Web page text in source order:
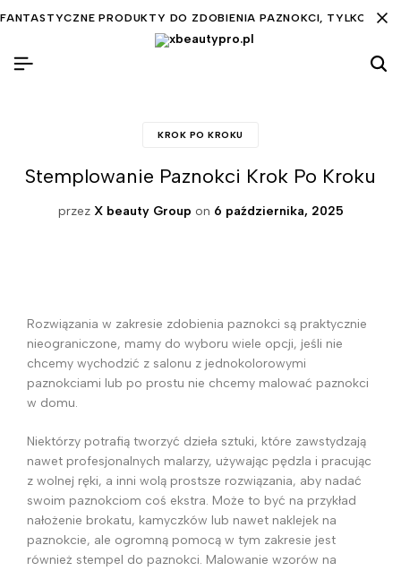
FANTASTYCZNE PRODUKTY DO ZDOBIENIA PAZNOKCI, TYLKO DLA
KROK PO KROKU
Stemplowanie Paznokci Krok Po Kroku
przez X beauty Group on 6 października, 2025
Rozwiązania w zakresie zdobienia paznokci są praktycznie
nieograniczone, mamy do wyboru wiele opcji, jeśli nie
chcemy wychodzić z salonu z jednokolorowymi
paznokciami lub po prostu nie chcemy malować paznokci
w domu.
Niektórzy potrafią tworzyć dzieła sztuki, które zawstydzają
nawet profesjonalnych malarzy, używając pędzla i pracując
z wolnej ręki, a inni wolą prostsze rozwiązania, aby nadać
swoim paznokciom coś ekstra. Może to być na przykład
nałożenie brokatu, kamyczków lub nawet naklejek na
paznokcie, ale ogromną pomocą w tym zakresie jest
również stempel do paznokci. Malowanie wzorów na